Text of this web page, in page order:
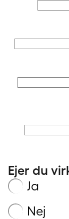
Ejer du
Ja
Nej